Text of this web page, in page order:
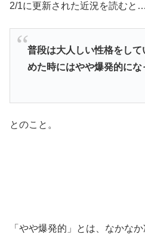
2/1に更新された近況を読むと…
普段は大人しい性格をし
めた時にはやや爆発的に
とのこと。
「やや爆発的」とは、なかな